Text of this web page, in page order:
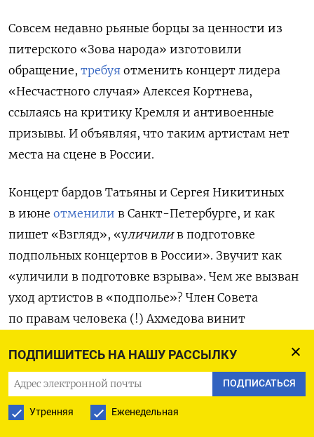
ПОДПИШИТЕСЬ НА НАШУ РАССЫЛКУ
ПОДПИСАТЬСЯ
Утренняя Еженедельная
Совсем недавно рьяные борцы за ценности из
питерского «Зова народа» изготовили
обращение, требуя отменить концерт лидера
«Несчастного случая» Алексея Кортнева,
ссылаясь на критику Кремля и антивоенные
призывы. И объявляя, что таким артистам нет
места на сцене в России.
Концерт бардов Татьяны и Сергея Никитиных
в июне отменили в Санкт-Петербурге, и как
пишет «Взгляд», «уличилив подготовке
подпольных концертов в России». Звучит как
«уличили в подготовке взрыва». Чем же вызван
уход артистов в «подполье»? Член Совета
по правам человека (!) Ахмедова винит
иноагента Акунина».Ахмедова возмущена —
афиш у них нет, а сведения
ют из уст
в уста.